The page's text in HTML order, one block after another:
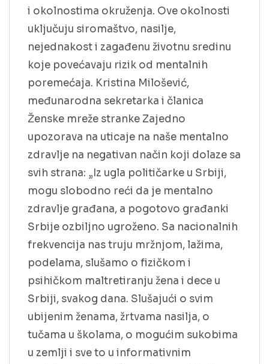
i okolnostima okruženja. Ove okolnosti
uključuju siromaštvo, nasilje,
nejednakost i zagađenu životnu sredinu
koje povećavaju rizik od mentalnih
poremećaja. Kristina Milošević,
međunarodna sekretarka i članica
Ženske mreže stranke Zajedno
upozorava na uticaje na naše mentalno
zdravlje na negativan način koji dolaze sa
svih strana: „Iz ugla političarke u Srbiji,
mogu slobodno reći da je mentalno
zdravlje građana, a pogotovo građanki
Srbije ozbiljno ugroženo. Sa nacionalnih
frekvencija nas truju mržnjom, lažima,
podelama, slušamo o fizičkom i
psihičkom maltretiranju žena i dece u
Srbiji, svakog dana. Slušajući o svim
ubijenim ženama, žrtvama nasilja, o
tučama u školama, o mogućim sukobima
u zemlji i sve to u informativnim